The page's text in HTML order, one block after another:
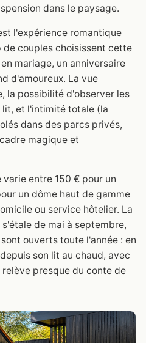
dans le paysage.
l'expérience romantique
de couples choisissent cette
mariage, un anniversaire
d'amoureux. La vue
la possibilité d'observer les
et l'intimité totale (la
dans des parcs privés,
magique et
entre 150 € pour un
un dôme haut de gamme
ou service hôtelier. La
de mai à septembre,
ouverts toute l'année : en
son lit au chaud, avec
presque du conte de